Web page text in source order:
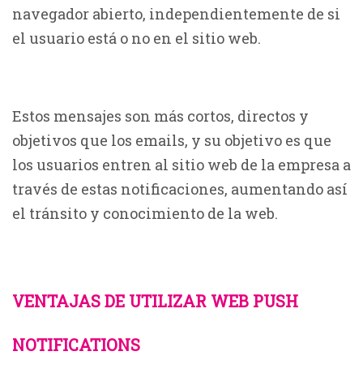
navegador abierto, independientemente de si
el usuario está o no en el sitio web.
Estos mensajes son más cortos, directos y
objetivos que los emails, y su objetivo es que
los usuarios entren al sitio web de la empresa a
través de estas notificaciones, aumentando así
el tránsito y conocimiento de la web.
VENTAJAS DE UTILIZAR WEB PUSH
NOTIFICATIONS